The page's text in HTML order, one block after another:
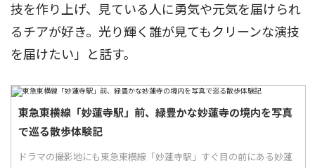
技を作り上げ、見ている人に勇気や元気を届けられ
るチアが好き。光り輝く誰が見てもクリーンな演技
を届けたい」と話す。
東急東横線「妙蓮寺駅」前、緑豊かな妙蓮寺の境内を写真
で巡る散歩体験記
ドラマの撮影地にも東急東横線「妙蓮寺駅」すぐ目の前にある妙蓮